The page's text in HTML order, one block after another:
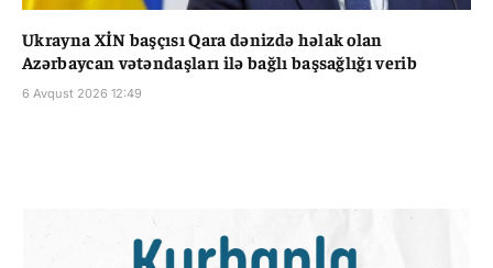
Ukrayna XİN başçısı Qara dənizdə həlak olan
Azərbaycan vətəndaşları ilə bağlı başsağlığı verib
6 Avqust 2026 12:49